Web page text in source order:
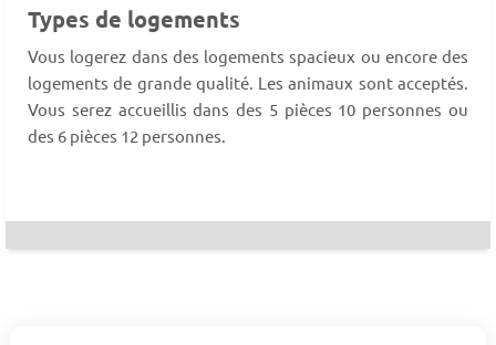
Types de logements
Vous logerez dans des logements spacieux ou encore des
logements de grande qualité. Les animaux sont acceptés.
Vous serez accueillis dans des 5 pièces 10 personnes ou
des 6 pièces 12 personnes.